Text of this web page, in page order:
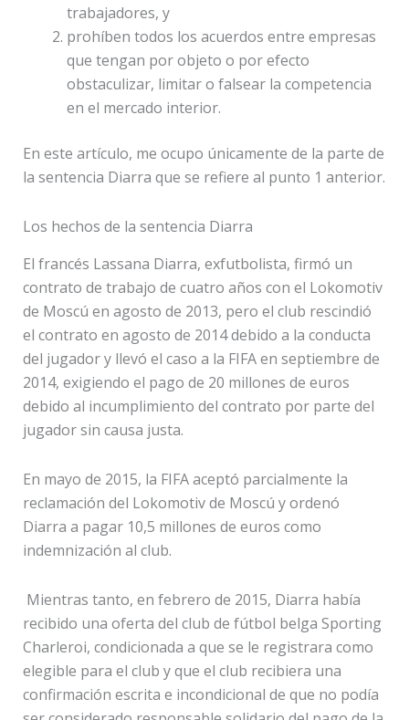
trabajadores, y
prohíben todos los acuerdos entre empresas
que tengan por objeto o por efecto
obstaculizar, limitar o falsear la competencia
en el mercado interior.
En este artículo, me ocupo únicamente de la parte de
la sentencia Diarra que se refiere al punto 1 anterior.
Los hechos de la sentencia Diarra
El francés Lassana Diarra, exfutbolista, firmó un
contrato de trabajo de cuatro años con el Lokomotiv
de Moscú en agosto de 2013, pero el club rescindió
el contrato en agosto de 2014 debido a la conducta
del jugador y llevó el caso a la FIFA en septiembre de
2014, exigiendo el pago de 20 millones de euros
debido al incumplimiento del contrato por parte del
jugador sin causa justa.
En mayo de 2015, la FIFA aceptó parcialmente la
reclamación del Lokomotiv de Moscú y ordenó
Diarra a pagar 10,5 millones de euros como
indemnización al club.
Mientras tanto, en febrero de 2015, Diarra había
recibido una oferta del club de fútbol belga Sporting
Charleroi, condicionada a que se le registrara como
elegible para el club y que el club recibiera una
confirmación escrita e incondicional de que no podía